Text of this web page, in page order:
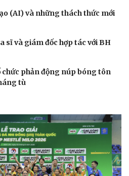
(AI) và những thách thức mới
sĩ và giám đốc hợp tác với BH
phản động núp bóng tôn
tù